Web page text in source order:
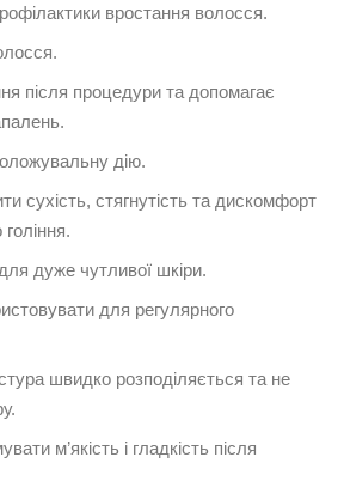
вростання волосся.
після процедури та допомагає
дію.
сухість, стягнутість та дискомфорт
гоління.
дуже чутливої шкіри.
для регулярного
швидко розподіляється та не
м’якість і гладкість після